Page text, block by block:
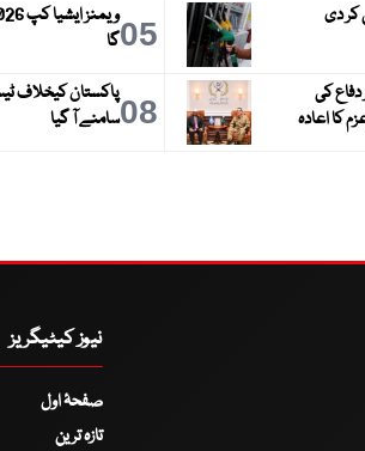
کر دی 05گا
کی
کا اعادہ
08سامنے آ گیا
نیوز کیٹیگریز
صفحۂ اول
تازہ ترین